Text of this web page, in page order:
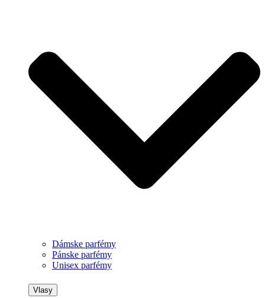
Dámske parfémy
Pánske parfémy
Unisex parfémy
Vlasy